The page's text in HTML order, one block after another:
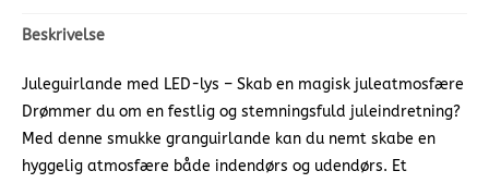
Beskrivelse
Juleguirlande med LED-lys – Skab en magisk juleatmosfære
Drømmer du om en festlig og stemningsfuld juleindretning?
Med denne smukke granguirlande kan du nemt skabe en
hyggelig atmosfære både indendørs og udendørs. Et